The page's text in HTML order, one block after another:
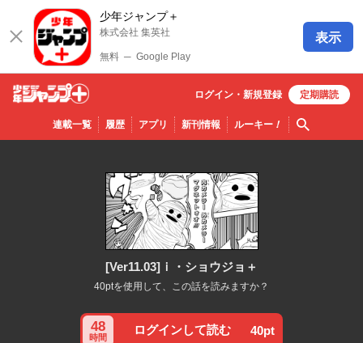
少年ジャンプ＋
株式会社 集英社
無料 ─ Google Play
表示
少年ジ
ャンプ
連載一覧 履歴 アプリ 新刊情報 ルーキー！ 検索
ログイン・ 新規登録 定期購読
[Ver11.03]ｉ・ショウジョ＋
40ptを使用して、この話を読みますか？
48
時間
ログインして読む 40pt